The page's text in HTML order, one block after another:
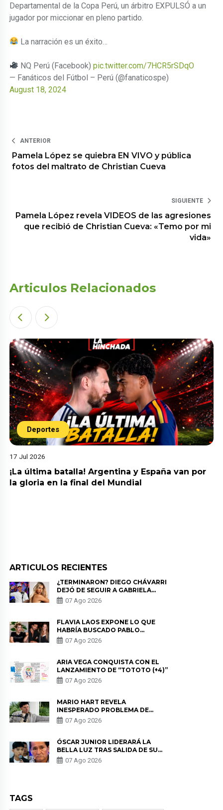
Departamental de la Copa Perú, un árbitro EXPULSÓ a un
jugador por miccionar en pleno partido.
La narración es un éxito…
NQ Perú (Facebook)pic.twitter.com/7HCR5rSDqO
— Fanáticos del Fútbol – Perú (@fanaticospe)
August 18, 2024
ANTERIOR
Pamela López se quiebra EN VIVO y pública
fotos del maltrato de Christian Cueva
SIGUIENTE
Pamela López revela VIDEOS de las agresiones
que recibió de Christian Cueva: «Temo por mi
vida»
Articulos Relacionados
Deportes
17 Jul 2026
¡La última batalla! Argentina y España van por
la gloria en la final del Mundial
ARTICULOS RECIENTES
¿TERMINARON? DIEGO CHÁVARRI
DEJÓ DE SEGUIR A GABRIELA
HERRERA Y ANUNCIA SU SALIDA
DE PÓDCAST
07 Ago 2026
FLAVIA LAOS EXPONE LO QUE
HABRÍA BUSCADO PABLO
HEREDIA CON ALE FULLER: “UNA
DE LAS PARTES QUERÍA EL
07 Ago 2026
ARIA VEGA CONQUISTA CON EL
LANZAMIENTO DE “TOTOTO (+4)”
07 Ago 2026
MARIO HART REVELA
INESPERADO PROBLEMA DE
SALUD ANTES DE SEPARARSE DE
KORINA: “ME ENCONTRARON UN
07 Ago 2026
ÓSCAR JUNIOR LIDERARÁ LA
BELLA LUZ TRAS SALIDA DE SU
PADRE POR POLÉMICA CON
NALDY SALDAÑA
07 Ago 2026
TAGS